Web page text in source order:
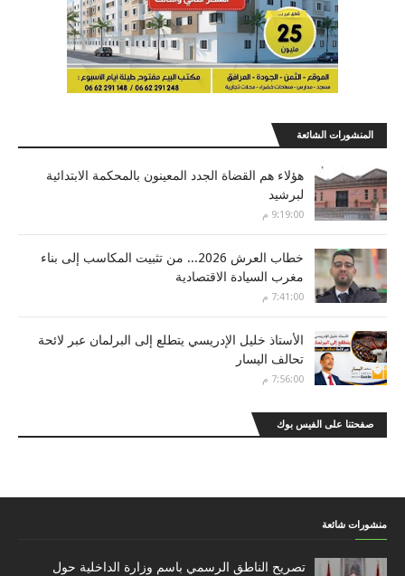
المنشورات الشائعة
هؤلاء هم القضاة الجدد المعينون بالمحكمة الابتدائية
لبرشيد
9:19:00 م
خطاب العرش 2026... من تثبيت المكاسب إلى بناء
مغرب السيادة الاقتصادية
7:41:00 م
الأستاذ خليل الإدريسي يتطلع إلى البرلمان عبر لائحة
تحالف اليسار
7:56:00 م
صفحتنا على الفيس بوك
منشورات شائعة
تصريح الناطق الرسمي باسم وزارة الداخلية حول